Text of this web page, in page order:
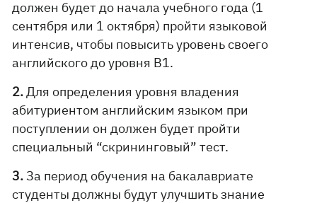
должен будет до начала учебного года (1
сентября или 1 октября) пройти языковой
интенсив, чтобы повысить уровень своего
английского до уровня В1.
2.Для определения уровня владения
абитуриентом английским языком при
поступлении он должен будет пройти
специальный “скрининговый” тест.
3. За период обучения на бакалавриате
студенты должны будут улучшить знание